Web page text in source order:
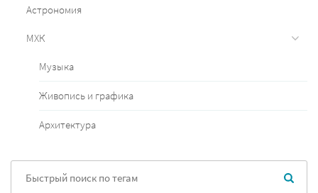
Астрономия
МХК
Музыка
Живопись и графика
Архитектура